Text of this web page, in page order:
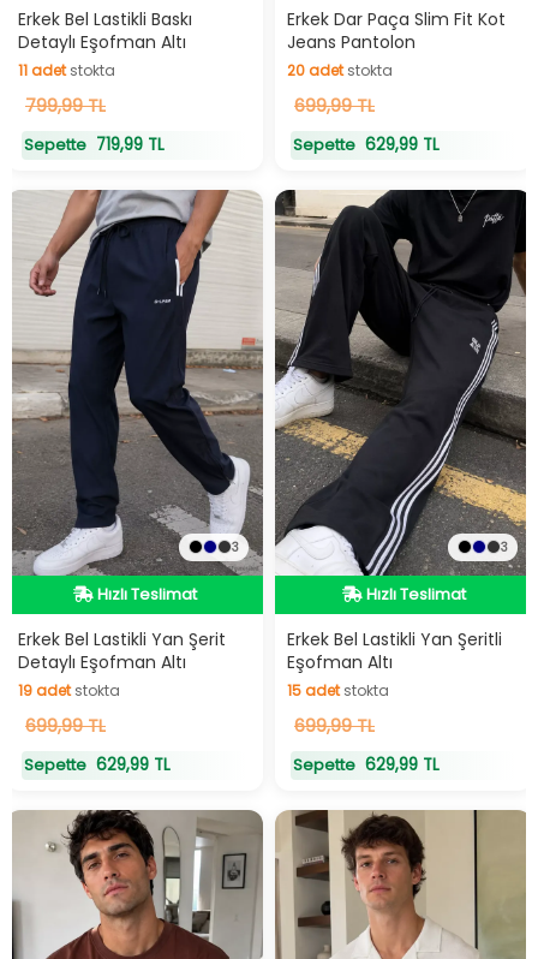
Hızlı Teslimat
Erkek Bel Lastikli Baskı
Detaylı Eşofman Altı
11adetstokta
11adetstokta
799,99 TL
Sepette 719,99 TL
Hızlı Teslimat
Erkek Dar Paça Slim Fit Kot
Jeans Pantolon
20adetstokta
20adetstokta
699,99 TL
Sepette 629,99 TL
3
Hızlı Teslimat
Hızlı Teslimat
Erkek Bel Lastikli Yan Şerit
Detaylı Eşofman Altı
19adetstokta
19adetstokta
699,99 TL
Sepette 629,99 TL
3
Hızlı Teslimat
Hızlı Teslimat
Erkek Bel Lastikli Yan Şeritli
Eşofman Altı
15adetstokta
15adetstokta
699,99 TL
Sepette 629,99 TL